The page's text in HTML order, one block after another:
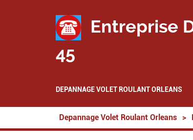
Entreprise
45
DEPANNAGE VOLET ROULANT ORLEANS
Depannage Volet Roulant Orleans >